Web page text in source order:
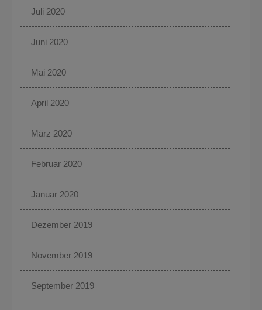
Juli 2020
Juni 2020
Mai 2020
April 2020
März 2020
Februar 2020
Januar 2020
Dezember 2019
November 2019
September 2019